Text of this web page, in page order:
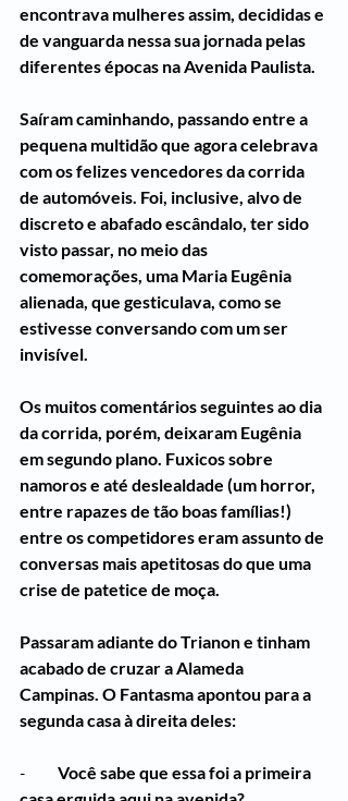
encontrava mulheres assim, decididas e
de vanguarda nessa sua jornada pelas
diferentes épocas na Avenida Paulista.
Saíram caminhando, passando entre a
pequena multidão que agora celebrava
com os felizes vencedores da corrida
de automóveis. Foi, inclusive, alvo de
discreto e abafado escândalo, ter sido
visto passar, no meio das
comemorações, uma Maria Eugênia
alienada, que gesticulava, como se
estivesse conversando com um ser
invisível.
Os muitos comentários seguintes ao dia
da corrida, porém, deixaram Eugênia
em segundo plano. Fuxicos sobre
namoros e até deslealdade (um horror,
entre rapazes de tão boas famílias!)
entre os competidores eram assunto de
conversas mais apetitosas do que uma
crise de patetice de moça.
Passaram adiante do Trianon e tinham
acabado de cruzar a Alameda
Campinas. O Fantasma apontou para a
segunda casa à direita deles:
- Você sabe que essa foi a primeira